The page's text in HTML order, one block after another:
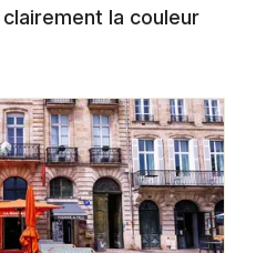
la couleur